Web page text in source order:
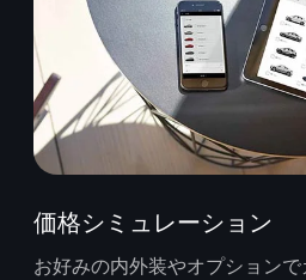
価格シミュレーション
お好みの内外装やオプションで